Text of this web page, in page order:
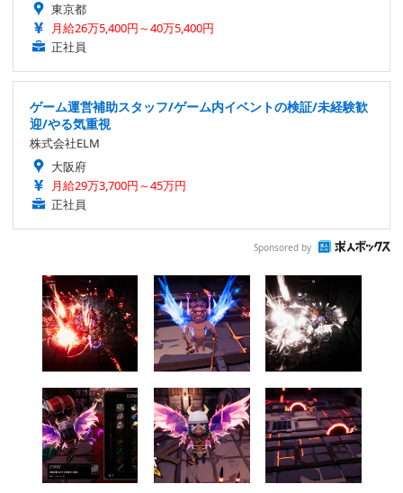
東京都
月給26万5,400円～40万5,400円
正社員
ゲーム運営補助スタッフ/ゲーム内イベントの検証/未経験歓
迎/やる気重視
株式会社ELM
大阪府
月給29万3,700円～45万円
正社員
Sponsored by